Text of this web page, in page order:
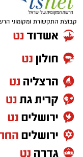
ניתן לשמור על
מועדי הסיורים:
וילדים
וילדים
(גילאי 16+)
וילדים
קבוצת התקשורת ומקומוני